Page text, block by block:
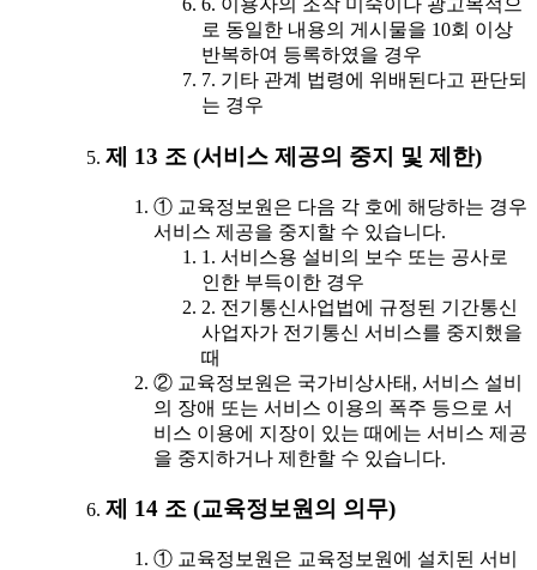
6. 이용자의 조작 미숙이나 광고목적으
로 동일한 내용의 게시물을 10회 이상
반복하여 등록하였을 경우
7. 기타 관계 법령에 위배된다고 판단되
는 경우
제 13 조 (서비스 제공의 중지 및 제한)
① 교육정보원은 다음 각 호에 해당하는 경우
서비스 제공을 중지할 수 있습니다.
1. 서비스용 설비의 보수 또는 공사로
인한 부득이한 경우
2. 전기통신사업법에 규정된 기간통신
사업자가 전기통신 서비스를 중지했을
때
② 교육정보원은 국가비상사태, 서비스 설비
의 장애 또는 서비스 이용의 폭주 등으로 서
비스 이용에 지장이 있는 때에는 서비스 제공
을 중지하거나 제한할 수 있습니다.
제 14 조 (교육정보원의 의무)
① 교육정보원은 교육정보원에 설치된 서비